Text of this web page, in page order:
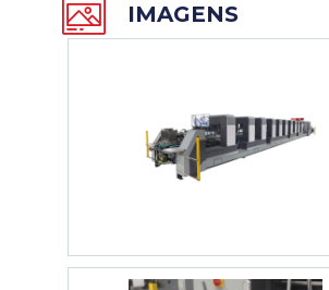
IMAGENS